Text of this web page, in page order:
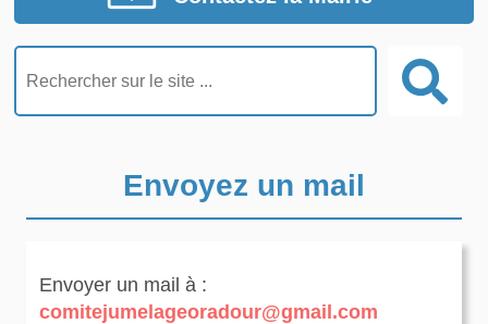
Envoyez un mail
Envoyer un mail à :
comitejumelageoradour@gmail.com